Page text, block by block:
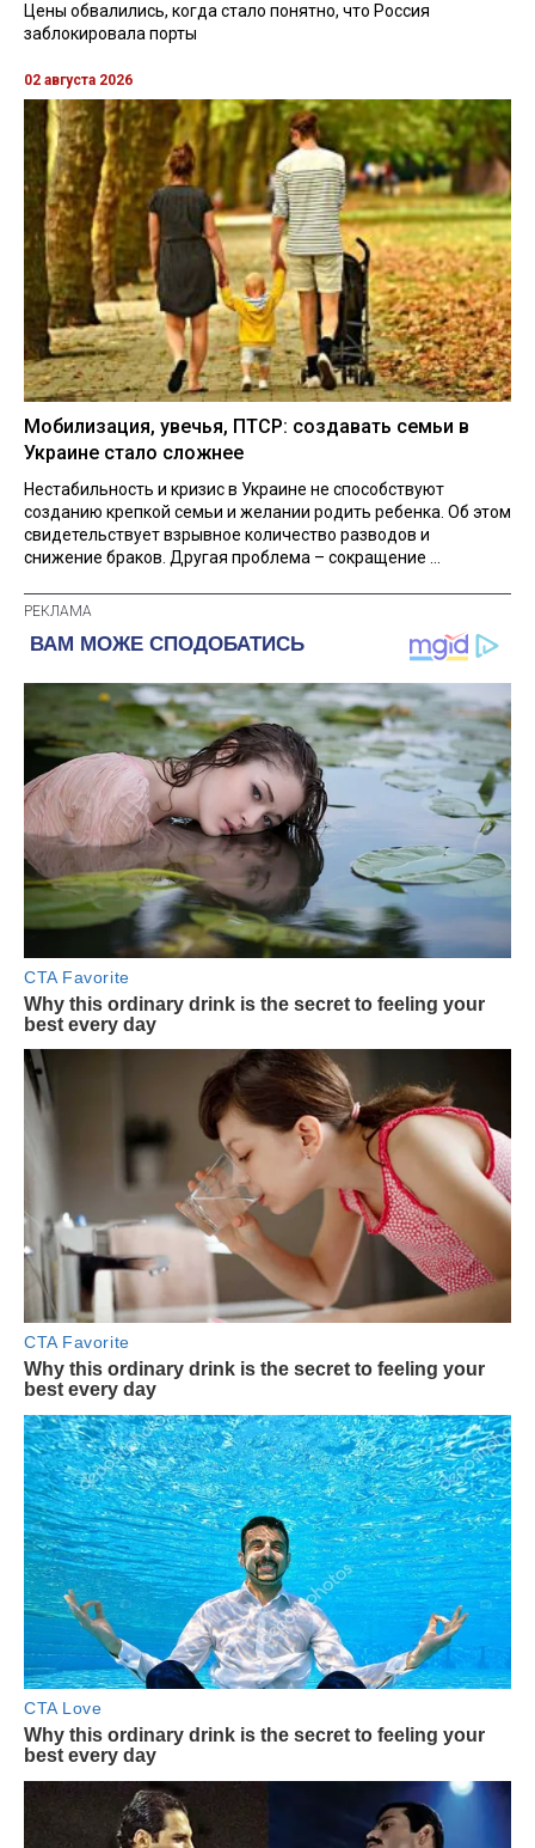
Цены обвалились, когда стало понятно, что Россия
заблокировала порты
02 августа 2026
Мобилизация, увечья, ПТСР: создавать семьи в
Украине стало сложнее
Нестабильность и кризис в Украине не способствуют
созданию крепкой семьи и желании родить ребенка. Об этом
свидетельствует взрывное количество разводов и
снижение браков. Другая проблема – сокращение ...